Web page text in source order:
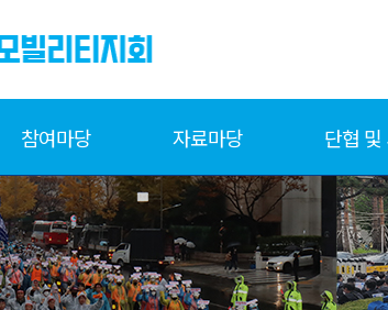
참여마당 자료마당 단협 및